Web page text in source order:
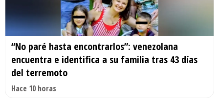
“No paré hasta encontrarlos”: venezolana
encuentra e identifica a su familia tras 43 días
del terremoto
Hace 10 horas